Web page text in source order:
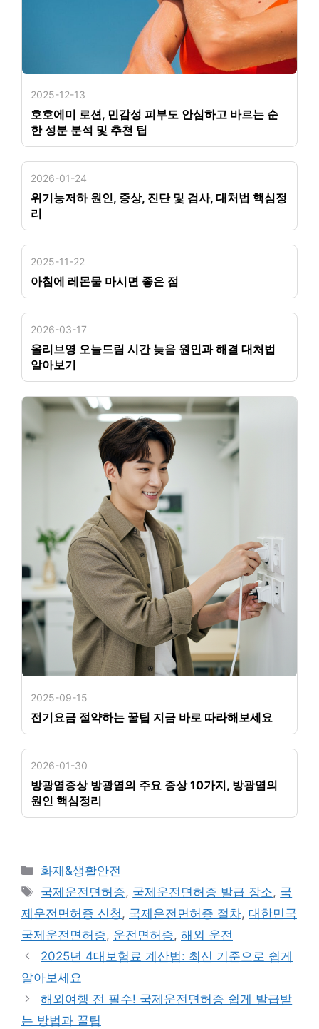
2025-12-13
호호에미 로션, 민감성 피부도 안심하고 바르는 순
한 성분 분석 및 추천 팁
2026-01-24
위기능저하 원인, 증상, 진단 및 검사, 대처법 핵심정
리
2025-11-22
아침에 레몬물 마시면 좋은 점
2026-03-17
올리브영 오늘드림 시간 늦음 원인과 해결 대처법
알아보기
2025-09-15
전기요금 절약하는 꿀팁 지금 바로 따라해보세요
2026-01-30
방광염증상 방광염의 주요 증상 10가지, 방광염의
원인 핵심정리
카
테
고
리
화재&생활안전
태
그
국제운전면허증, 국제운전면허증 발급 장소, 국
제운전면허증 신청 , 국제운전면허증 절차, 대한민국
국제운전면허증, 운전면허증, 해외 운전
2025년 4대보험료 계산법: 최신 기준으로 쉽게
알아보세요
해외여행 전 필수! 국제운전면허증 쉽게 발급받
는 방법과 꿀팁